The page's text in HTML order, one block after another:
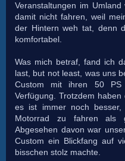
Veranstaltungen im
damit nicht fahren, weil
der Hintern weh tat, denn
komfortabel.
Was mich betraf, fand ich
last, but not least, was uns
Custom mit ihren 50
Verfügung. Trotzdem
es ist immer noch besser,
Motorrad zu fahren als
Abgesehen davon war
Custom ein Blickfang auf
bisschen stolz machte.